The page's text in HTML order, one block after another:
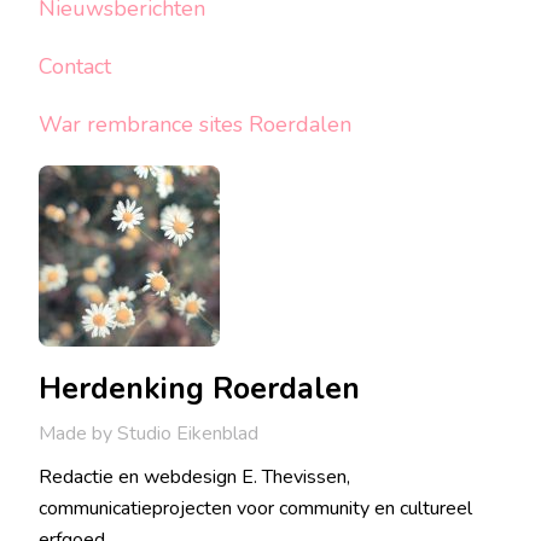
Nieuwsberichten
Contact
War rembrance sites Roerdalen
Herdenking Roerdalen
Made by Studio Eikenblad
Redactie en webdesign E. Thevissen,
communicatieprojecten voor community en cultureel